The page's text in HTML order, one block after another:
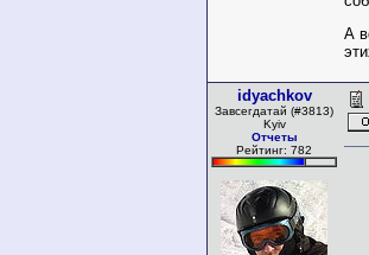
А
idyachkov
Завсегдатай (#3813)
Kyiv
Отчеты
Рейтинг: 782